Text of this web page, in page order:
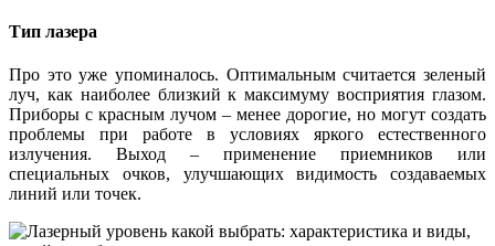
Тип лазера
Про это уже упоминалось. Оптимальным считается зеленый
луч, как наиболее близкий к максимуму восприятия глазом.
Приборы с красным лучом – менее дорогие, но могут создать
проблемы при работе в условиях яркого естественного
излучения. Выход – применение приемников или
специальных очков, улучшающих видимость создаваемых
линий или точек.